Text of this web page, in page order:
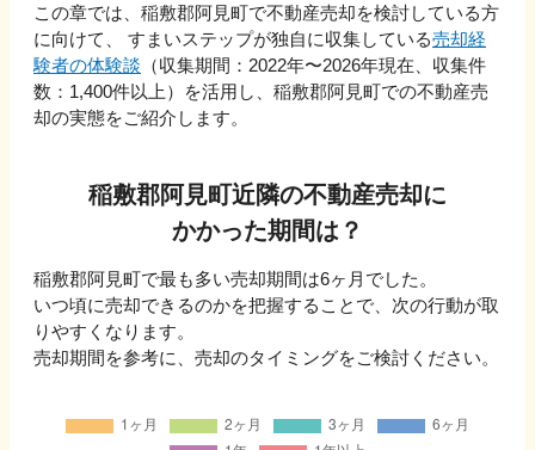
この章では、 稲敷郡阿見町で不動産売却を検討している方
に向けて、 すまいステップが独自に収集している売却経
験者の体験談 （収集期間：2022年〜2026年現在、収集件
数： 1,400件以上）を活用し、 稲敷郡阿見町での不動産売
却の実態をご紹介します。
稲敷郡阿見町近隣の不動産売却に
かかった期間は？
稲敷郡阿見町で最も多い売却期間は6ヶ月 でした。
いつ頃に売却できるのかを把握することで、次の行動が取
りやすくなります。
売却期間を参考に、売却のタイミングをご検討ください。